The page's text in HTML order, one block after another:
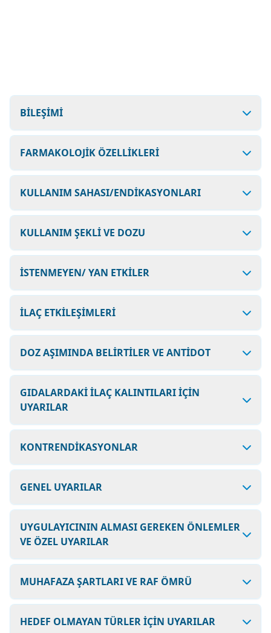
BİLEŞİMİ
FARMAKOLOJİK ÖZELLİKLERİ
KULLANIM SAHASI/ENDİKASYONLARI
KULLANIM ŞEKLİ VE DOZU
İSTENMEYEN/ YAN ETKİLER
İLAÇ ETKİLEŞİMLERİ
DOZ AŞIMINDA BELİRTİLER VE ANTİDOT
GIDALARDAKİ İLAÇ KALINTILARI İÇİN
UYARILAR
KONTRENDİKASYONLAR
GENEL UYARILAR
UYGULAYICININ ALMASI GEREKEN ÖNLEMLER
VE ÖZEL UYARILAR
MUHAFAZA ŞARTLARI VE RAF ÖMRÜ
HEDEF OLMAYAN TÜRLER İÇİN UYARILAR